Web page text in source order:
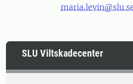
SLU Viltskadecenter